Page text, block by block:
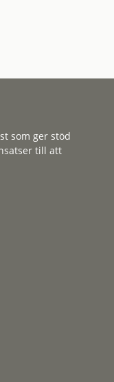
som ger stöd
till att